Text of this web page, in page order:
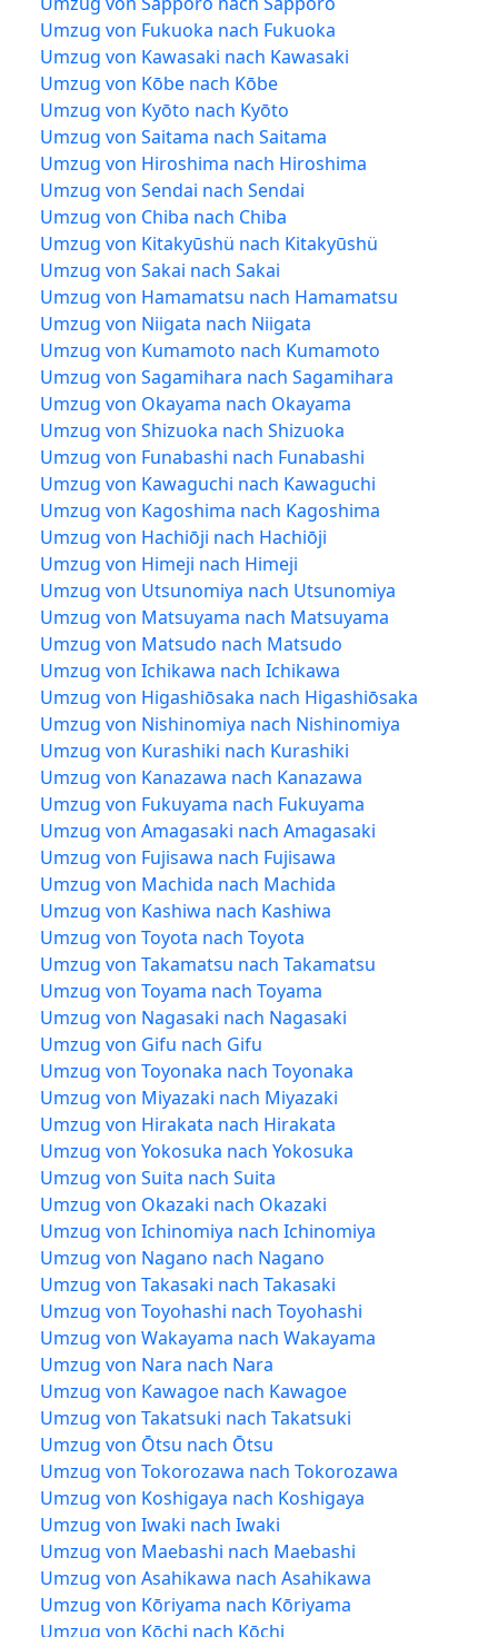
Umzug von Fukuoka nach Fukuoka
Umzug von Kawasaki nach Kawasaki
Umzug von Kōbe nach Kōbe
Umzug von Kyōto nach Kyōto
Umzug von Saitama nach Saitama
Umzug von Hiroshima nach Hiroshima
Umzug von Sendai nach Sendai
Umzug von Chiba nach Chiba
Umzug von Kitakyūshü nach Kitakyūshü
Umzug von Sakai nach Sakai
Umzug von Hamamatsu nach Hamamatsu
Umzug von Niigata nach Niigata
Umzug von Kumamoto nach Kumamoto
Umzug von Sagamihara nach Sagamihara
Umzug von Okayama nach Okayama
Umzug von Shizuoka nach Shizuoka
Umzug von Funabashi nach Funabashi
Umzug von Kawaguchi nach Kawaguchi
Umzug von Kagoshima nach Kagoshima
Umzug von Hachiōji nach Hachiōji
Umzug von Himeji nach Himeji
Umzug von Utsunomiya nach Utsunomiya
Umzug von Matsuyama nach Matsuyama
Umzug von Matsudo nach Matsudo
Umzug von Ichikawa nach Ichikawa
Umzug von Higashiōsaka nach Higashiōsaka
Umzug von Nishinomiya nach Nishinomiya
Umzug von Kurashiki nach Kurashiki
Umzug von Kanazawa nach Kanazawa
Umzug von Fukuyama nach Fukuyama
Umzug von Amagasaki nach Amagasaki
Umzug von Fujisawa nach Fujisawa
Umzug von Machida nach Machida
Umzug von Kashiwa nach Kashiwa
Umzug von Toyota nach Toyota
Umzug von Takamatsu nach Takamatsu
Umzug von Toyama nach Toyama
Umzug von Nagasaki nach Nagasaki
Umzug von Gifu nach Gifu
Umzug von Toyonaka nach Toyonaka
Umzug von Miyazaki nach Miyazaki
Umzug von Hirakata nach Hirakata
Umzug von Yokosuka nach Yokosuka
Umzug von Suita nach Suita
Umzug von Okazaki nach Okazaki
Umzug von Ichinomiya nach Ichinomiya
Umzug von Nagano nach Nagano
Umzug von Takasaki nach Takasaki
Umzug von Toyohashi nach Toyohashi
Umzug von Wakayama nach Wakayama
Umzug von Nara nach Nara
Umzug von Kawagoe nach Kawagoe
Umzug von Takatsuki nach Takatsuki
Umzug von Ōtsu nach Ōtsu
Umzug von Tokorozawa nach Tokorozawa
Umzug von Koshigaya nach Koshigaya
Umzug von Iwaki nach Iwaki
Umzug von Maebashi nach Maebashi
Umzug von Asahikawa nach Asahikawa
Umzug von Kōriyama nach Kōriyama
Umzug von Kōchi nach Kōchi